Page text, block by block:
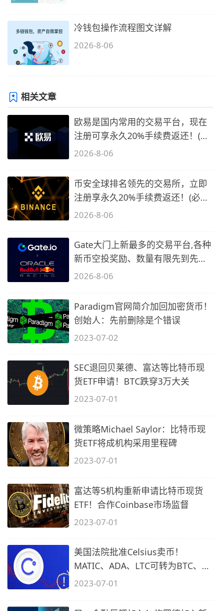
冷钱包操作流程图文详解
2026-8-06
相关文章
欧易是国内常用的交易平台，现在
注册可享永久20%手续费返还！(必
备1)
2026-8-06
币安全球排名领先的交易所，立即
注册享永久20%手续费返还！(必备
2)
2026-8-06
Gate大门上新最多的交易平台,各种
新币空投奖励、数量有限先到先
得…
2026-8-06
Paradigm官网简介加回加密货币！
创始人：先前删除是个错误
2023-07-02
SEC退回贝莱德、富达等比特币现
货ETF申请！BTC跌穿3万大关
2023-07-01
微策略Michael Saylor：比特币现
货ETF将成机构采用里程碑
2023-07-01
富达等5机构重新申请比特币现货
ETF！合作Coinbase市场监督
2023-07-01
美国法院批准Celsius卖币！
MATIC、ADA、LTC可转为BTC、
ETH
2023-07-01